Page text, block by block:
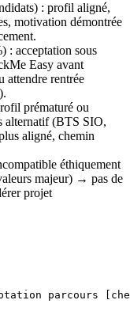
: profil aligné,
motivation démontrée
: acceptation sous
Easy avant
attendre rentrée
prématuré ou
alternatif (BTS SIO,
aligné, chemin
éthiquement
majeur) → pas de
projet
parcours